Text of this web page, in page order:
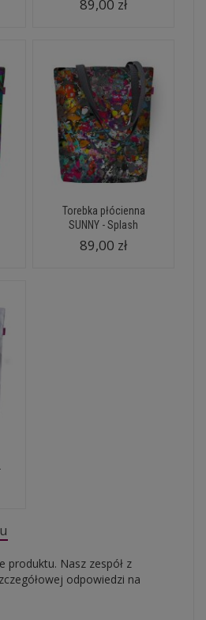
89,00 zł
Torebka płócienna
SUNNY - Splash
89,00 zł
produktu. Nasz zespół z
odpowiedzi na